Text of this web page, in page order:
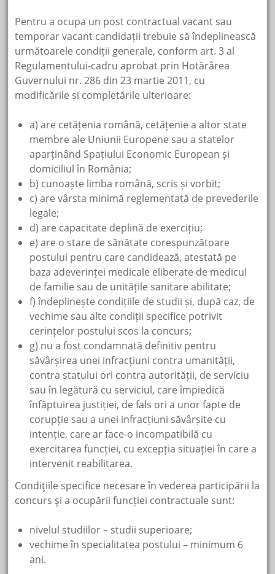
Pentru a ocupa un post contractual vacant sau
temporar vacant candidații trebuie să îndeplinească
următoarele condiții generale, conform art. 3 al
Regulamentului-cadru aprobat prin Hotărârea
Guvernului nr. 286 din 23 martie 2011, cu
modificările și completările ulterioare:
a) are cetățenia română, cetățenie a altor state
membre ale Uniunii Europene sau a statelor
aparținând Spațiului Economic European și
domiciliul în România;
b) cunoaște limba română, scris și vorbit;
c) are vârsta minimă reglementată de prevederile
legale;
d) are capacitate deplină de exercițiu;
e) are o stare de sănătate corespunzătoare
postului pentru care candidează, atestată pe
baza adeverinței medicale eliberate de medicul
de familie sau de unitățile sanitare abilitate;
f) îndeplinește condițiile de studii și, după caz, de
vechime sau alte condiții specifice potrivit
cerințelor postului scos la concurs;
g) nu a fost condamnată definitiv pentru
săvârșirea unei infracțiuni contra umanității,
contra statului ori contra autorității, de serviciu
sau în legătură cu serviciul, care împiedică
înfăptuirea justiției, de fals ori a unor fapte de
corupție sau a unei infracțiuni săvârșite cu
intenție, care ar face-o incompatibilă cu
exercitarea funcției, cu excepția situației în care a
intervenit reabilitarea.
Condiţiile specifice necesare în vederea participării la
concurs şi a ocupării funcției contractuale sunt:
nivelul studiilor – studii superioare;
vechime în specialitatea postului – minimum 6
ani.